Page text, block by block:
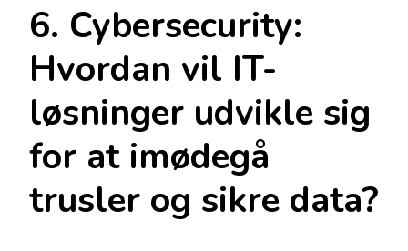
6. Cybersecurity:
Hvordan vil IT-
løsninger udvikle sig
for at imødegå
trusler og sikre data?